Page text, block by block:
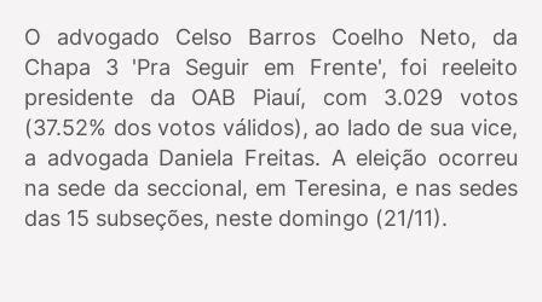
O advogado Celso Barros Coelho Neto, da
Chapa 3 'Pra Seguir em Frente', foi reeleito
presidente da OAB Piauí, com 3.029 votos
(37.52% dos votos válidos), ao lado de sua vice,
a advogada Daniela Freitas. A eleição ocorreu
na sede da seccional, em Teresina, e nas sedes
das 15 subseções, neste domingo (21/11).